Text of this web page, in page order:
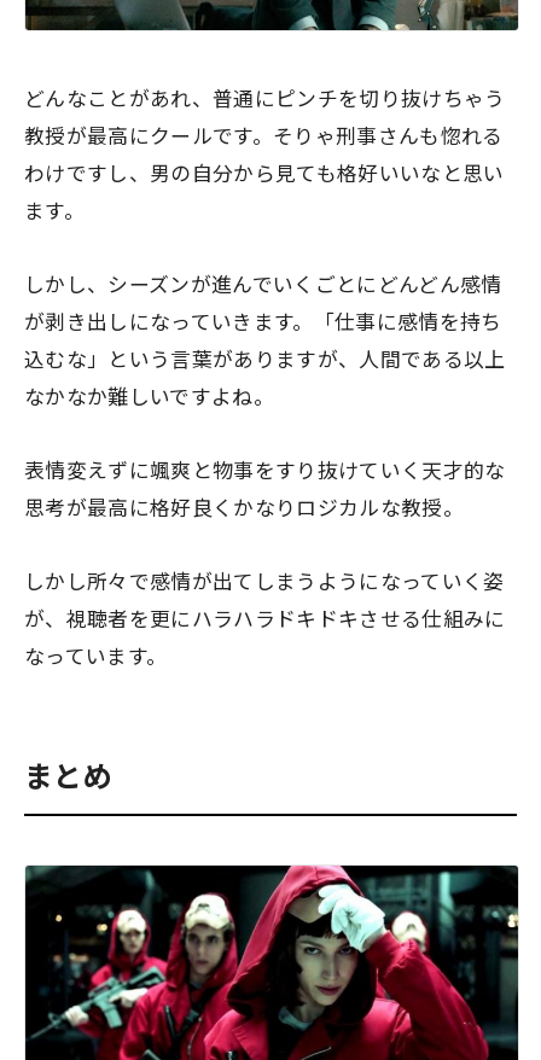
どんなことがあれ、普通にピンチを切り抜けちゃう
教授が最高にクールです。そりゃ刑事さんも惚れる
わけですし、男の自分から見ても格好いいなと思い
ます。
しかし、シーズンが進んでいくごとにどんどん感情
が剥き出しになっていきます。「仕事に感情を持ち
込むな」という言葉がありますが、人間である以上
なかなか難しいですよね。
表情変えずに颯爽と物事をすり抜けていく天才的な
思考が最高に格好良くかなりロジカルな教授。
しかし所々で感情が出てしまうようになっていく姿
が、視聴者を更にハラハラドキドキさせる仕組みに
なっています。
まとめ